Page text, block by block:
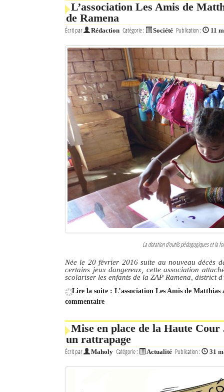
Connexion
Identifiant oublié ?
Mot de passe oublié ?
L’association Les Amis de
de Ramena
Écrit par Rédaction Catégorie : Société Publication : 11
La dotation d'outils pédagogiques et la
Née le 20 février 2016 suite au nouveau décès
certains jeux dangereux, cette association
scolariser les enfants de la ZAP Ramena, district
Lire la suite : L’association Les Amis de
commentaire
Mise en place de la Haute
un rattrapage
Écrit par Maholy Catégorie : Actualité Publication : 31